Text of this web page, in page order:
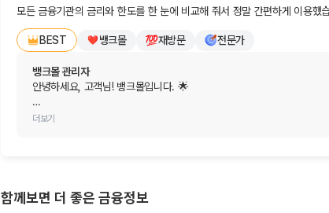
모든 금융기관의 금리와 한도를 한 눈에 비교해 줘서 정말 간편하게 이용
BEST 뱅크몰 재방문 전문가
뱅크몰 관리자
안녕하세요, 고객님! 뱅크몰입니다. 🌟
소중한 시간 내어 최고의 찬사가 담긴 후기를 남겨주셔서 진심으로 감사
앞으로도 고객님과 추천받아 오시는 모든 분들께 늘 가장 정확하고 편
다하겠습니다. 금융 관련 도움이 필요하실 땐 언제든 편하게 뱅크몰을 찾
더보기
함께보면 더 좋은 금융정보